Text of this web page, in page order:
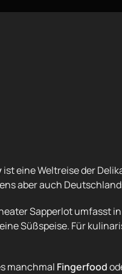
ist eine Weltreise der
aber auch
Sapperlot umfasst in
Süßspeise. Für
manchmal Fingerfood